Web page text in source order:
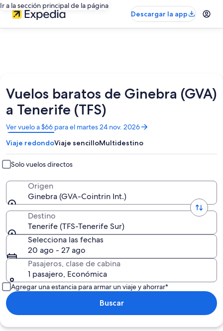
Ir a la sección principal de la página
Descargar la app
Vuelos baratos de Ginebra (GVA)
a Tenerife (TFS)
Ver vuelo a $66 para el martes 24 nov. 2026
Se
abrirá
en
una
nueva
ventana
Viaje redondoViaje sencilloMultidestino
Solo vuelos directos
Origen
Ginebra (GVA-Cointrin Int.)
Destino
Tenerife (TFS-Tenerife Sur)
Selecciona las fechas
20 ago - 27 ago
Pasajeros, clase de cabina
1 pasajero, Económica
Agregar una estancia para armar un viaje y ahorrar*
Buscar